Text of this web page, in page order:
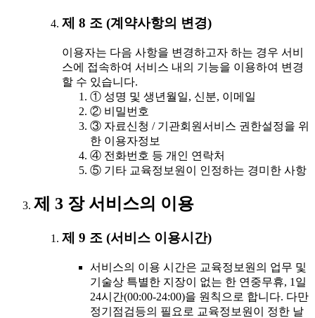
제 8 조 (계약사항의 변경)
이용자는 다음 사항을 변경하고자 하는 경우 서비
스에 접속하여 서비스 내의 기능을 이용하여 변경
할 수 있습니다.
① 성명 및 생년월일, 신분, 이메일
② 비밀번호
③ 자료신청 / 기관회원서비스 권한설정을 위
한 이용자정보
④ 전화번호 등 개인 연락처
⑤ 기타 교육정보원이 인정하는 경미한 사항
제 3 장 서비스의 이용
제 9 조 (서비스 이용시간)
서비스의 이용 시간은 교육정보원의 업무 및
기술상 특별한 지장이 없는 한 연중무휴, 1일
24시간(00:00-24:00)을 원칙으로 합니다. 다만
정기점검등의 필요로 교육정보원이 정한 날